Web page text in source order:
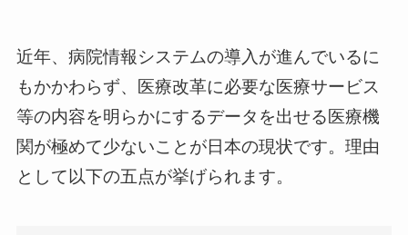
近年、病院情報システムの導入が進んでいるに
もかかわらず、医療改革に必要な医療サービス
等の内容を明らかにするデータを出せる医療機
関が極めて少ないことが日本の現状です。理由
として以下の五点が挙げられます。